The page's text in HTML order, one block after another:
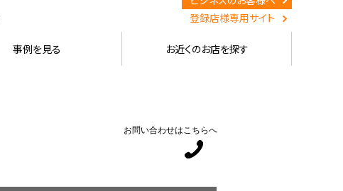
登録店様専用サイト
事例を見る お近くのお店を探す
お問い合わせはこちらへ